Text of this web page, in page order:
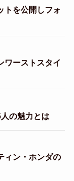
トを公開しフォ
ワーストスタイ
の魅力とは
ィン・ホンダの